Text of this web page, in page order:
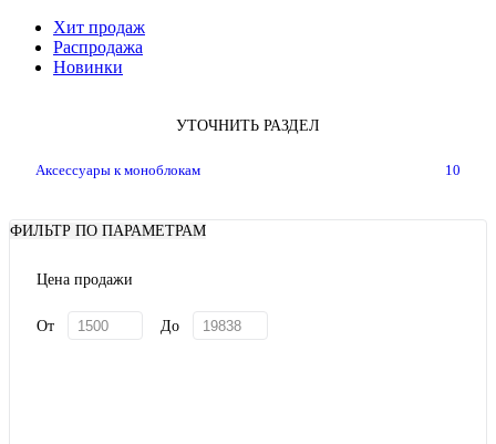
Хит продаж
Распродажа
Новинки
УТОЧНИТЬ РАЗДЕЛ
Аксессуары к моноблокам 10
ФИЛЬТР ПО ПАРАМЕТРАМ
Цена продажи
От До